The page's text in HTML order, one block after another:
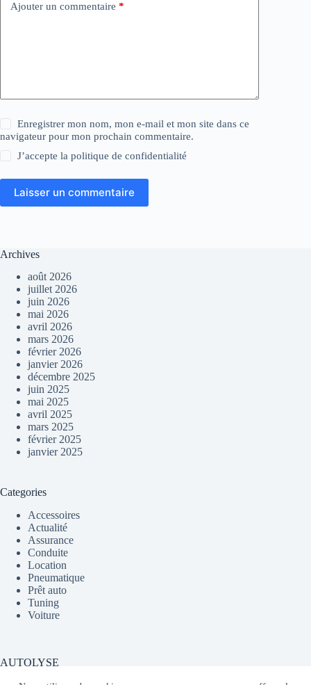
Ajouter un commentaire *
Enregistrer mon nom, mon e-mail et mon site dans ce
navigateur pour mon prochain commentaire.
J’accepte lapolitique de confidentialité
Laisser un commentaire
Archives
août 2026
juillet 2026
juin 2026
mai 2026
avril 2026
mars 2026
février 2026
janvier 2026
décembre 2025
juin 2025
mai 2025
avril 2025
mars 2025
février 2025
janvier 2025
Categories
Accessoires
Actualité
Assurance
Conduite
Location
Pneumatique
Prêt auto
Tuning
Voiture
AUTOLYSE